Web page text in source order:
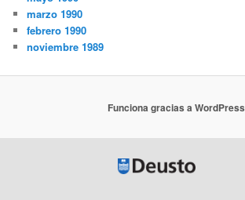
marzo 1990
febrero 1990
noviembre 1989
Funciona gracias a WordPress